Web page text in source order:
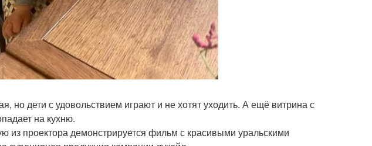
но дети с удовольствием играют и не хотят уходить. А ещё витрина с
на кухню.
из проектора демонстрируется фильм с красивыми уральскими